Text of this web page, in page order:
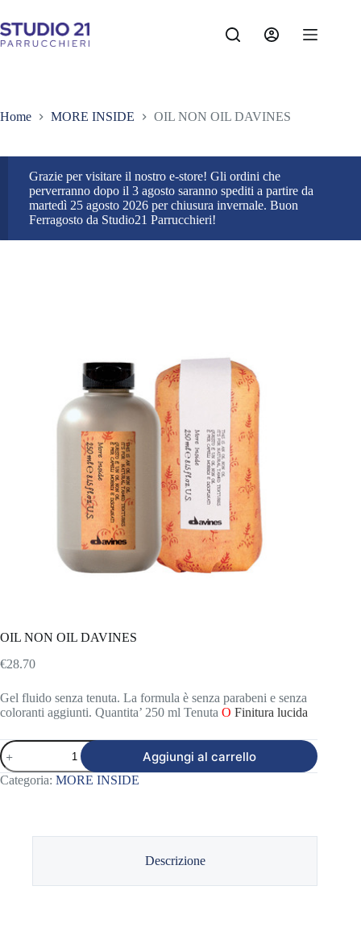
al
contenuto
Home MORE INSIDE OIL NON OIL DAVINES
Grazie per visitare il nostro e-store! Gli ordini che
perverranno dopo il 3 agosto saranno spediti a partire da
martedì 25 agosto 2026 per chiusura invernale. Buon
Ferragosto da Studio21 Parrucchieri!
OIL NON OIL DAVINES
€28.70
Gel fluido senza tenuta. La formula è senza parabeni e senza
coloranti aggiunti. Quantita’ 250 ml Tenuta O Finitura lucida
OIL
NON
OIL
DAVINES
Aggiungi al carrello
Categoria: MORE INSIDE
Descrizione